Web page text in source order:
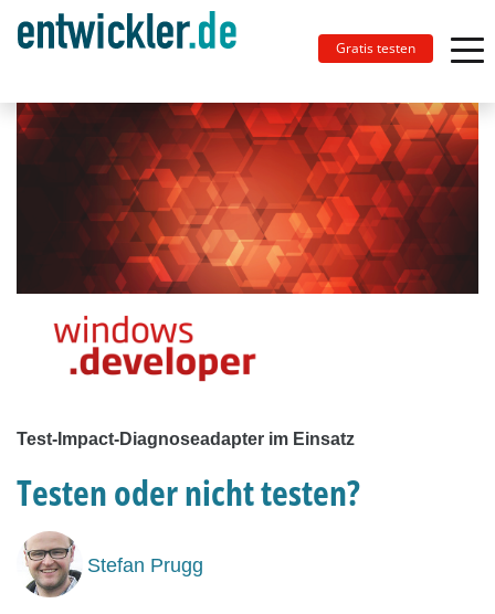
Gratis testen
Test-Impact-Diagnoseadapter im Einsatz
Testen oder nicht testen?
Stefan Prugg